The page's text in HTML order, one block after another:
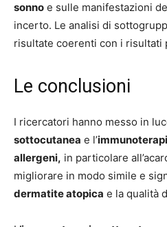
sonno e sulle manifestazioni
incerto. Le analisi di
risultate coerenti con i risultati
Le conclusioni
I ricercatori hanno messo in
sottocutanea e l’
allergeni, in particolare
migliorare in modo simile e
dermatite atopica e la qualità